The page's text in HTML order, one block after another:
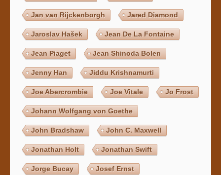
Jan van Rijckenborgh Jared Diamond
Jaroslav Hašek Jean De La Fontaine
Jean Piaget Jean Shinoda Bolen
Jenny Han Jiddu Krishnamurti
Joe Abercrombie Joe Vitale Jo Frost
Johann Wolfgang von Goethe
John Bradshaw John C. Maxwell
Jonathan Holt Jonathan Swift
Jorge Bucay Josef Ernst